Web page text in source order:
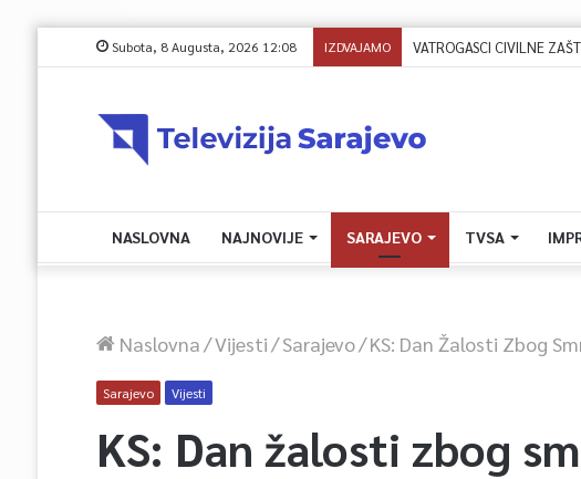
Subota, 8 Augusta, 2026 12:08 IZDVAJAMO VATROGASCI CIVILNE
NASLOVNA NAJNOVIJE SARAJEVO TVSA
Naslovna/Vijesti/Sarajevo/KS: Dan Žalosti Zbog
Sarajevo Vijesti
KS: Dan žalosti zbog